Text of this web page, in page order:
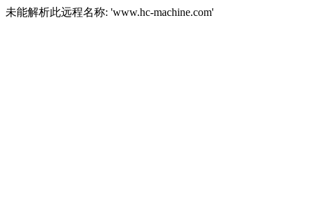
未能解析此远程名称: 'www.hc-machine.com'